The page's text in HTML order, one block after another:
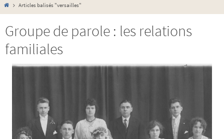
HomeArticles balisés "versailles"
Groupe de parole : les relations
familiales